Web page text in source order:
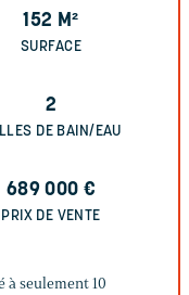
152 M²
SURFACE
2
DE BAIN/EAU
689 000 €
PRIX DE VENTE
à seulement 10